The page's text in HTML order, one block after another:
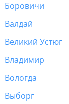
Боровичи
Валдай
Великий Устюг
Владимир
Вологда
Выборг